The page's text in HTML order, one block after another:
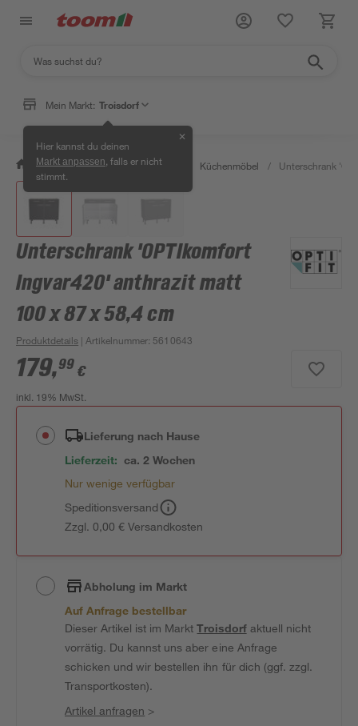
Mein Markt: Troisdorf
Hier kannst du deinen
Markt anpassen , falls er nicht
stimmt.
✕
/ Wohnen & Haushalt / Küche Küchenmöbel / Unterschrank
Unterschrank 'OPTIkomfort
Ingvar420' anthrazit matt
100 x 87 x 58,4 cm
Produktdetails | Artikelnummer: 5610643
179,99 €
inkl. 19% MwSt.
Lieferung nach Hause
Lieferzeit: ca. 2 Wochen
Nur wenige verfügbar
Speditionsversand
Zzgl. 0,00 € Versandkosten
Abholung im Markt
Auf Anfrage bestellbar
Dieser Artikel ist im MarktTroisdorfaktuell nicht
vorrätig. Du kannst uns aber eine Anfrage
schicken und wir bestellen ihn für dich (ggf. zzgl.
Transportkosten).
Artikel anfragen >